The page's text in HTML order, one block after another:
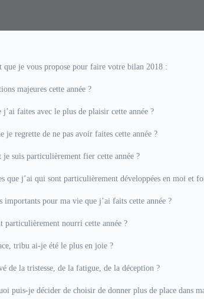
que je vous propose pour faire votre bilan 2018 :
majeures cette année ?
faites avec le plus de plaisir cette année ?
je regrette de ne pas avoir faites cette année ?
suis particulièrement fier cette année ?
que j’ai qui sont particulièrement développées en moi et
importants pour ma vie que j’ai faits cette année ?
particulièrement nourri cette année ?
tribu ai-je été le plus en joie ?
de la tristesse, de la fatigue, de la déception ?
puis-je décider de choisir de donner plus de place dans